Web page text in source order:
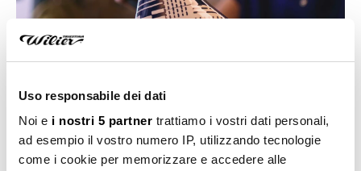
Uso responsabile dei dati
Noi e i nostri 5 partner trattiamo i vostri dati personali,
ad esempio il vostro numero IP, utilizzando tecnologie
come i cookie per memorizzare e accedere alle
Discover Wilier 0 SLR